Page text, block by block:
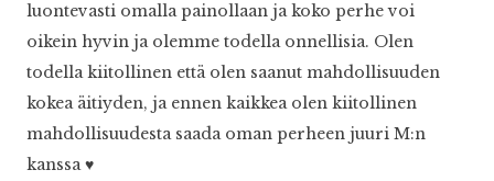
luontevasti omalla painollaan ja koko perhe voi
oikein hyvin ja olemme todella onnellisia. Olen
todella kiitollinen että olen saanut mahdollisuuden
kokea äitiyden, ja ennen kaikkea olen kiitollinen
mahdollisuudesta saada oman perheen juuri M:n
kanssa ♥